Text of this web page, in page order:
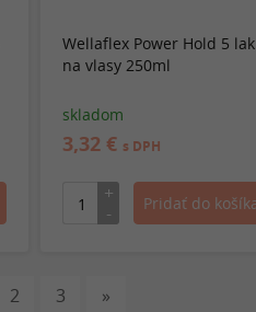
Wellaflex Power Hold 5 lak
na vlasy 250ml
skladom
3,32 € s DPH
2 3 »